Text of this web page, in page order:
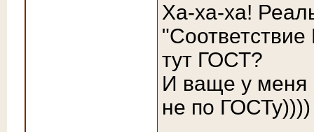
Ха-ха-ха!
тут ГОСТ?
И ваще у меня
не по ГОСТу))))